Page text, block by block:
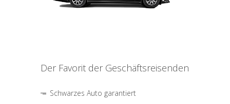
Der Favorit der Geschäftsreisenden
Schwarzes Auto garantiert